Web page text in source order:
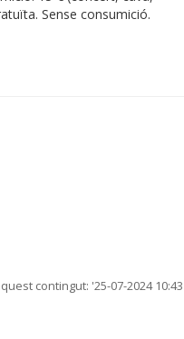
Sense consumició.
contingut: '25-07-2024 10:43